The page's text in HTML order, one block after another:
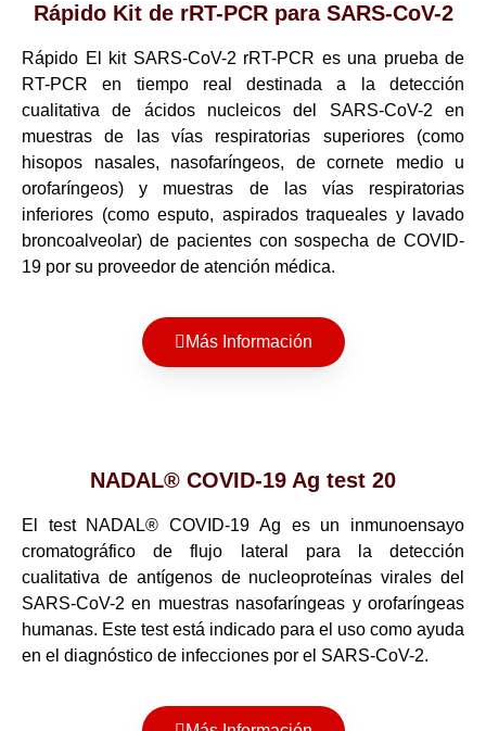
Rápido Kit de rRT-PCR para SARS-CoV-2
Rápido El kit SARS-CoV-2 rRT-PCR es una prueba de
RT-PCR en tiempo real destinada a la detección
cualitativa de ácidos nucleicos del SARS-CoV-2 en
muestras de las vías respiratorias superiores (como
hisopos nasales, nasofaríngeos, de cornete medio u
orofaríngeos) y muestras de las vías respiratorias
inferiores (como esputo, aspirados traqueales y lavado
broncoalveolar) de pacientes con sospecha de COVID-
19 por su proveedor de atención médica.
Más Información
NADAL® COVID-19 Ag test 20
El test NADAL® COVID-19 Ag es un inmunoensayo
cromatográfico de flujo lateral para la detección
cualitativa de antígenos de nucleoproteínas virales del
SARS-CoV-2 en muestras nasofaríngeas y orofaríngeas
humanas. Este test está indicado para el uso como ayuda
en el diagnóstico de infecciones por el SARS-CoV-2.